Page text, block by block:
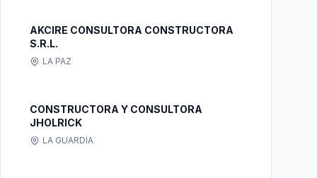
AKCIRE CONSULTORA CONSTRUCTORA
S.R.L.
LA PAZ
CONSTRUCTORA Y CONSULTORA
JHOLRICK
LA GUARDIA